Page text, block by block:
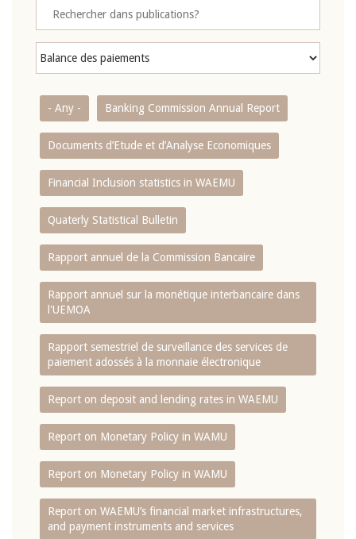
- Any - Banking Commission Annual Report
Documents d’Etude et d’Analyse Economiques
Financial Inclusion statistics in WAEMU
Quaterly Statistical Bulletin
Rapport annuel de la Commission Bancaire
Rapport annuel sur la monétique interbancaire dans
l'UEMOA
Rapport semestriel de surveillance des services de
paiement adossés à la monnaie électronique
Report on deposit and lending rates in WAEMU
Report on Monetary Policy in WAMU
Report on Monetary Policy in WAMU
Report on WAEMU’s financial market infrastructures,
and payment instruments and services